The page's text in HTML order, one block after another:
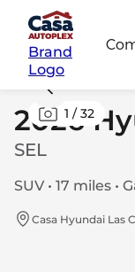
Brand
Logo
1 /32
2026
SEL
SUV • 17 miles •
Casa Hyundai Las